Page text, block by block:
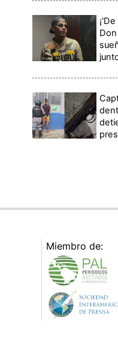
Miembro de: